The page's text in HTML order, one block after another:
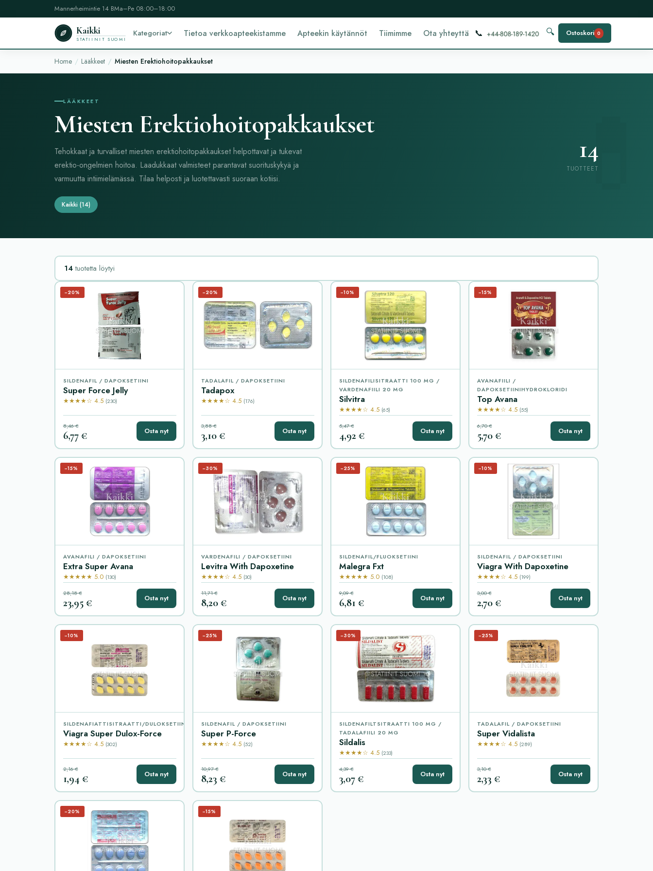
Mannerheimintie 14 BMa–Pe 08:00–18:00
Kaikki
STATIINIT SUOMI
Kategoriat Tietoa verkkoapteekistamme Apteekin käytännöt Tiimimme Ota yhteyttä 📞 🔍 Ostoskori 0
Home Lääkkeet Miesten Erektiohoitopakkaukset
LÄÄKKEET
Miesten Erektiohoitopakkaukset
Tehokkaat ja turvalliset miesten erektiohoitopakkaukset helpottavat ja tukevat
erektio-ongelmien hoitoa. Laadukkaat valmisteet parantavat suorituskykyä ja
varmuutta intiimielämässä. Tilaa helposti ja luotettavasti suoraan kotiisi.
Kaikki (14)
14
TUOTTEET
14 tuotetta löytyi
−20%
SILDENAFIL / DAPOKSETIINI
Super Force Jelly
★★★★☆ 4.5 (230)
8,46 €
6,77 € Osta nyt
−20%
TADALAFIL / DAPOKSETIINI
Tadapox
★★★★☆ 4.5 (176)
3,88 €
3,10 € Osta nyt
−10%
SILDENAFILISITRAATTI 100 MG /
VARDENAFIILI 20 MG
Silvitra
★★★★☆ 4.5 (65)
5,47 €
4,92 € Osta nyt
−15%
AVANAFIILI /
DAPOKSETIINIHYDROKLORIDI
Top Avana
★★★★☆ 4.5 (55)
6,70 €
5,70 € Osta nyt
−15%
AVANAFILI / DAPOKSETIINI
Extra Super Avana
★★★★★ 5.0 (130)
28,18 €
23,95 € Osta nyt
−30%
VARDENAFILI / DAPOKSETIINI
Levitra With Dapoxetine
★★★★☆ 4.5 (30)
11,71 €
8,20 € Osta nyt
−25%
SILDENAFIL/FLUOKSETIINI
Malegra Fxt
★★★★★ 5.0 (108)
9,09 €
6,81 € Osta nyt
−10%
SILDENAFIL / DAPOKSETIINI
Viagra With Dapoxetine
★★★★☆ 4.5 (199)
3,00 €
2,70 € Osta nyt
−10%
SILDENAFIATTISITRAATTI/DULOKSETIINI
Viagra Super Dulox-Force
★★★★☆ 4.5 (302)
2,16 €
1,94 € Osta nyt
−25%
SILDENAFIL / DAPOKSETIINI
Super P-Force
★★★★☆ 4.5 (52)
10,97 €
8,23 € Osta nyt
−30%
SILDENAFILTSITRAATTI 100 MG /
TADALAFIILI 20 MG
Sildalis
★★★★☆ 4.5 (233)
4,39 €
3,07 € Osta nyt
−25%
TADALAFIL / DAPOKSETIINI
Super Vidalista
★★★★☆ 4.5 (289)
3,10 €
2,33 € Osta nyt
−20% −15%